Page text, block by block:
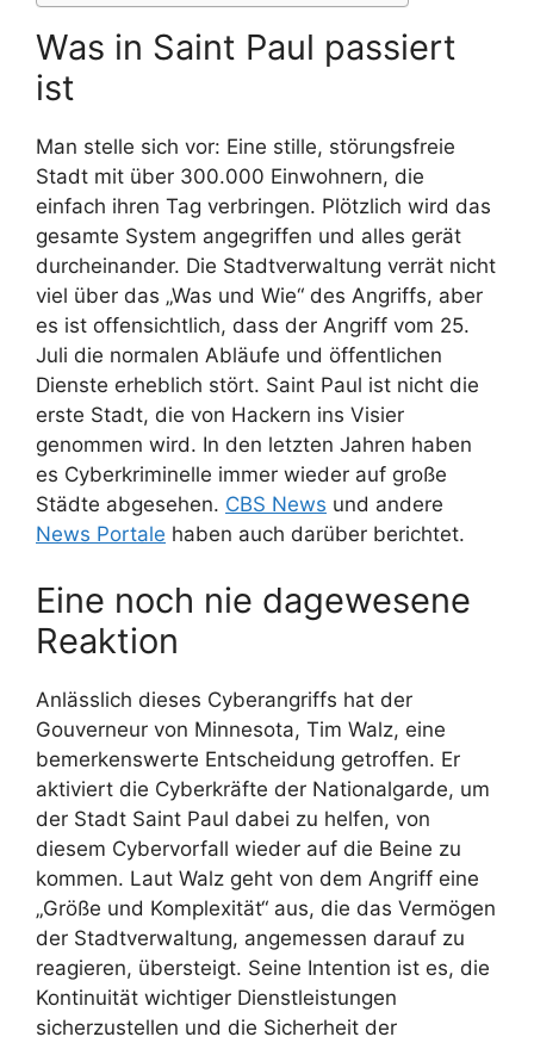
Was in Saint Paul passiert
ist
Man stelle sich vor: Eine stille, störungsfreie
Stadt mit über 300.000 Einwohnern, die
einfach ihren Tag verbringen. Plötzlich wird das
gesamte System angegriffen und alles gerät
durcheinander. Die Stadtverwaltung verrät nicht
viel über das „Was und Wie“ des Angriffs, aber
es ist offensichtlich, dass der Angriff vom 25.
Juli die normalen Abläufe und öffentlichen
Dienste erheblich stört. Saint Paul ist nicht die
erste Stadt, die von Hackern ins Visier
genommen wird. In den letzten Jahren haben
es Cyberkriminelle immer wieder auf große
Städte abgesehen. CBS News und andere
News Portale haben auch darüber berichtet.
Eine noch nie dagewesene
Reaktion
Anlässlich dieses Cyberangriffs hat der
Gouverneur von Minnesota, Tim Walz, eine
bemerkenswerte Entscheidung getroffen. Er
aktiviert die Cyberkräfte der Nationalgarde, um
der Stadt Saint Paul dabei zu helfen, von
diesem Cybervorfall wieder auf die Beine zu
kommen. Laut Walz geht von dem Angriff eine
„Größe und Komplexität“ aus, die das Vermögen
der Stadtverwaltung, angemessen darauf zu
reagieren, übersteigt. Seine Intention ist es, die
Kontinuität wichtiger Dienstleistungen
sicherzustellen und die Sicherheit der